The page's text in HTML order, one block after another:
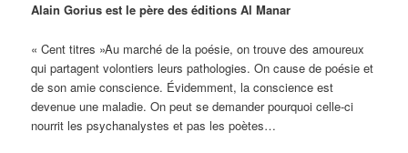
AlainGorius est le père des éditions Al Manar
« Cent titres »Au marché de la poésie, on trouve des amoureux
qui partagent volontiers leurs pathologies. On cause de poésie et
de son amie conscience. Évidemment, la conscience est
devenue une maladie. On peut se demander pourquoi celle-ci
nourrit les psychanalystes et pas les poètes…